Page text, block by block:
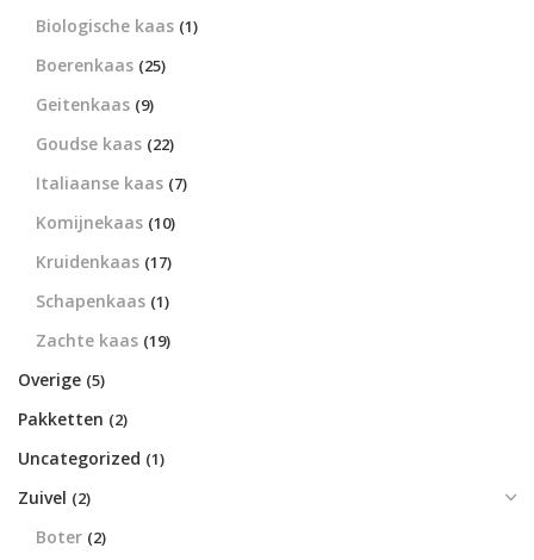
Biologische kaas (1)
Boerenkaas (25)
Geitenkaas (9)
Goudse kaas (22)
Italiaanse kaas (7)
Komijnekaas (10)
Kruidenkaas (17)
Schapenkaas (1)
Zachte kaas (19)
Overige (5)
Pakketten (2)
Uncategorized (1)
Zuivel (2)
Boter (2)